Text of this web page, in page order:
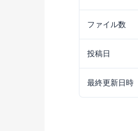
ファイル数
投稿日
最終更新日時